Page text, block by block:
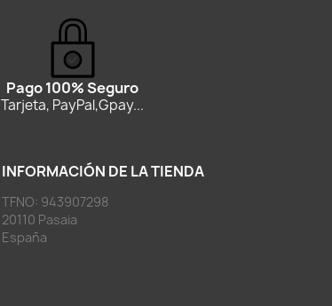
Pago 100% Seguro
Tarjeta, PayPal,Gpay...
INFORMACIÓN DE LA TIENDA
TFNO: 943907298
20110 Pasaia
España